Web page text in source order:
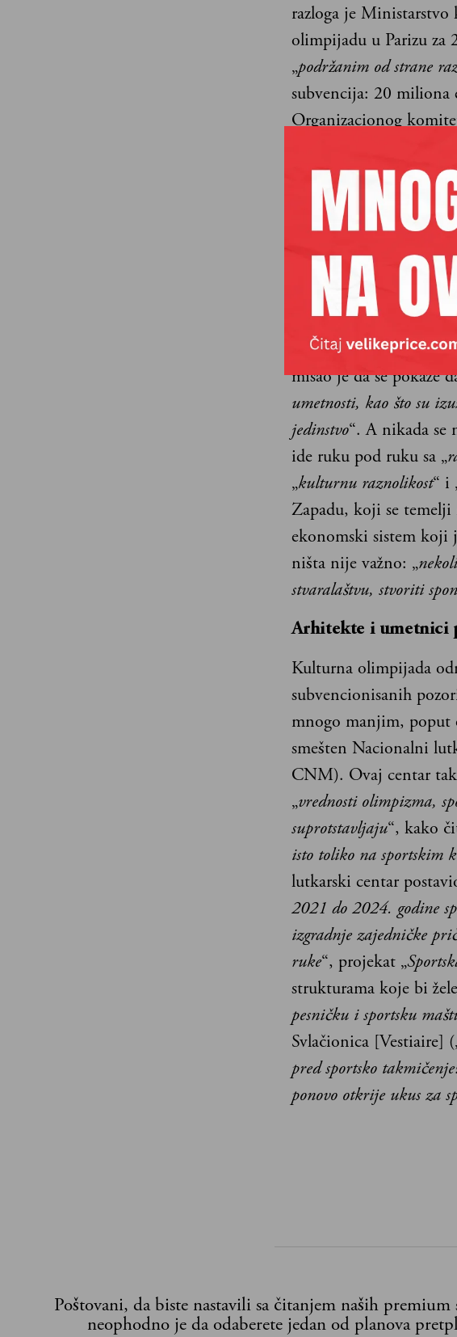
razloga je
olimpijadu u Parizu za
„podržanim od strane
subvencija: 20 miliona
Organizacionog
Koncept Kulturne
igrama u Barseloni.
igrama tokom kojih
besedništvo, muzika,
trajnih, pratilo je
1948. godine, a
kulturnog
sportskih događaja,
misao je da se pokaže
umetnosti, kao što su
jedinstvo“. A nikada se
ide ruku pod ruku sa „
„kulturnu raznolikost“ i
Zapadu, koji se
ekonomski sistem koji
ništa nije važno: „
stvaralaštvu, stvoriti
Arhitekte i umetnici
Kulturna olimpijada
subvencionisanih
mnogo manjim, poput
smešten Nacionalni
CNM). Ovaj centar
„vrednosti olimpizma,
suprotstavljaju“, kako
isto toliko na sportskim
lutkarski centar
2021 do 2024. godine
izgradnje zajedničke
ruke“, projekat „
strukturama koje bi
pesničku i sportsku
Svlačionica [Vestiaire]
pred sportsko
ponovo otkrije ukus za
Poštovani, da biste nastavili sa čitanjem naših premium
neophodno je da odaberete jedan od planova